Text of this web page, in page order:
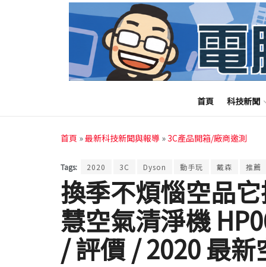
首頁 科技新聞
首頁 »最新科技新聞與報導 »3C產品開箱/廠商邀測
Tags: 2020 3C Dyson 動手玩 戴森 推薦
換季不煩惱空品
慧空氣清淨機
/ 評價 / 2020 最